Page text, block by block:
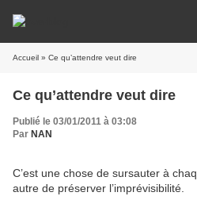
Accueil » Ce qu’attendre veut dire
Ce qu’attendre veut dire
Publié le 03/01/2011 à 03:08
Par NAN
C’est une chose de sursauter à
autre de préserver l’imprévisibilité.